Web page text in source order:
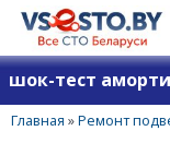
шок-тест
Главная »Ремонт